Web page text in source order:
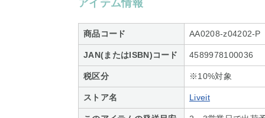
アイテム情報
商品コード AA0208-z04202-P
JAN(またはISBN)コード 4589978100036
税区分 ※10%対象
ストア名 Liveit